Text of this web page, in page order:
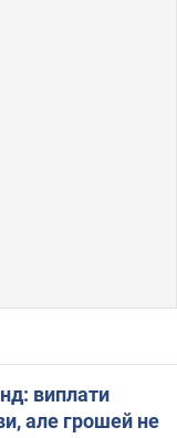
виплати
але грошей не